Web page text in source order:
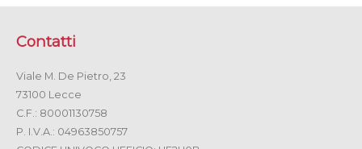
Contatti
Viale M. De Pietro, 23
73100 Lecce
C.F.: 80001130758
P. I.V.A.: 04963850757